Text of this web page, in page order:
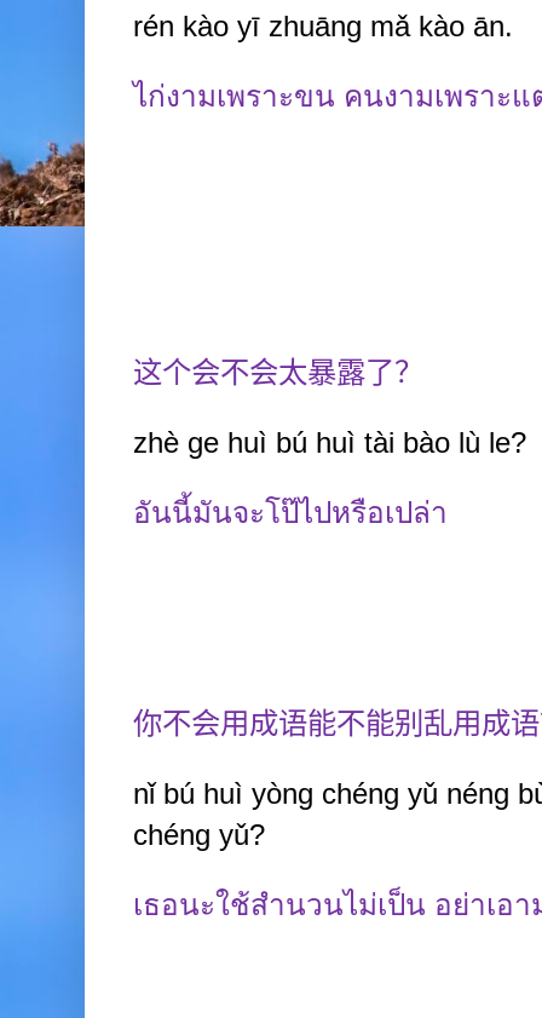
rén kào yī zhuāng mǎ kào ān.
ไก่งามเพราะขน คนงามเพราะแ
这个会不会太暴露了？
zhè ge huì bú huì tài bào lù le?
อันนี้มันจะโป๊ไปหรือเปล่า
你不会用成语能不能别乱用成
nǐ bú huì yòng chéng yǔ néng
chéng yǔ?
เธอนะใช้สำนวนไม่เป็น อย่าเอ